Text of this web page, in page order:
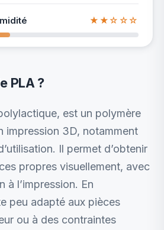
★★☆☆☆
PLA ?
est un polymère
impression 3D, notamment
Il permet d’obtenir
propres visuellement, avec
à l’impression. En
peu adapté aux pièces
ou à des contraintes